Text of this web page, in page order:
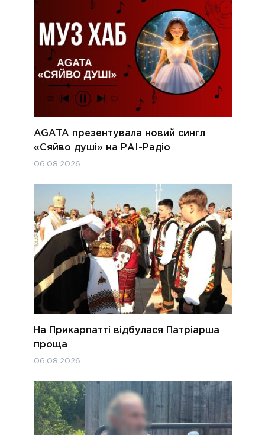
AGATA презентувала новий сингл
«Сяйво душі» на РАІ-Радіо
06.08.2026
На Прикарпатті відбулася Патріарша
проща
06.08.2026